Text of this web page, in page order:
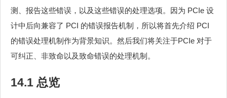
测、报告这些错误，以及这些错误的处理选项。因为 PCIe 设
计中后向兼容了 PCI 的错误报告机制，所以将首先介绍 PCI
的错误处理机制作为背景知识。然后我们将关注于PCIe 对于
可纠正、非致命以及致命错误的处理机制。
14.1 总览